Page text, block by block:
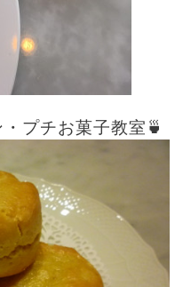
プチお菓子教室🍵